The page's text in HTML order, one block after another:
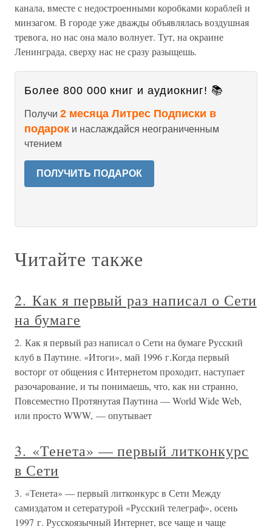
канала, вместе с недостроенными коробками кораблей и
минзагом. В городе уже дважды объявлялась воздушная
тревога, но нас она мало волнует. Тут, на окраине
Ленинграда, сверху нас не сразу разыщешь.
Более 800 000 книг и аудиокниг! 📚
Получи 2 месяца Литрес Подписки в
подарок и наслаждайся неограниченным
чтением
ПОЛУЧИТЬ ПОДАРОК
Читайте также
2. Как я первый раз написал о Сети
на бумаге
2. Как я первый раз написал о Сети на бумаге Русский
клуб в Паутине. «Итоги», май 1996 г.Когда первый
восторг от общения с Интернетом проходит, наступает
разочарование, и ты понимаешь, что, как ни странно,
Повсеместно Протянутая Паутина — World Wide Web,
или просто WWW, — опутывает
3. «Тенета» — первый литконкурс
в Сети
3. «Тенета» — первый литконкурс в Сети Между
самиздатом и сетературой «Русский телеграф», осень
1997 г. Русскоязычный Интернет, все чаще и чаще